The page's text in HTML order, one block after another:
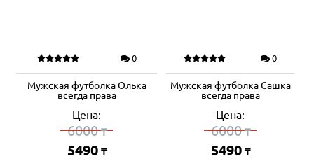
0
Мужская футболка Олька
всегда права
Цена:
6000₸
5490 ₸
0
Мужская футболка Сашка
всегда права
Цена:
6000₸
5490 ₸